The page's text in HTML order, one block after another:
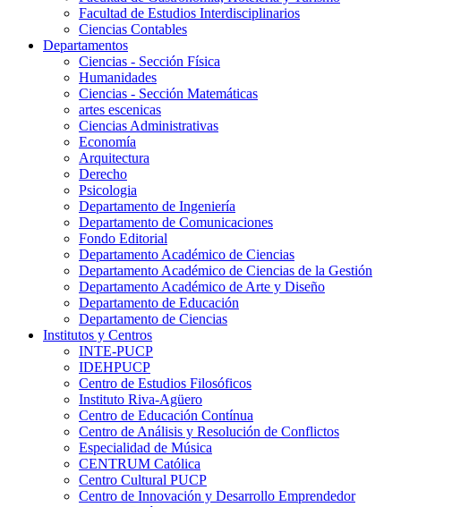
Facultad de Estudios Interdisciplinarios
Ciencias Contables
Departamentos
Ciencias - Sección Física
Humanidades
Ciencias - Sección Matemáticas
artes escenicas
Ciencias Administrativas
Economía
Arquitectura
Derecho
Psicologia
Departamento de Ingeniería
Departamento de Comunicaciones
Fondo Editorial
Departamento Académico de Ciencias
Departamento Académico de Ciencias de la Gestión
Departamento Académico de Arte y Diseño
Departamento de Educación
Departamento de Ciencias
Institutos y Centros
INTE-PUCP
IDEHPUCP
Centro de Estudios Filosóficos
Instituto Riva-Agüero
Centro de Educación Contínua
Centro de Análisis y Resolución de Conflictos
Especialidad de Música
CENTRUM Católica
Centro Cultural PUCP
Centro de Innovación y Desarrollo Emprendedor